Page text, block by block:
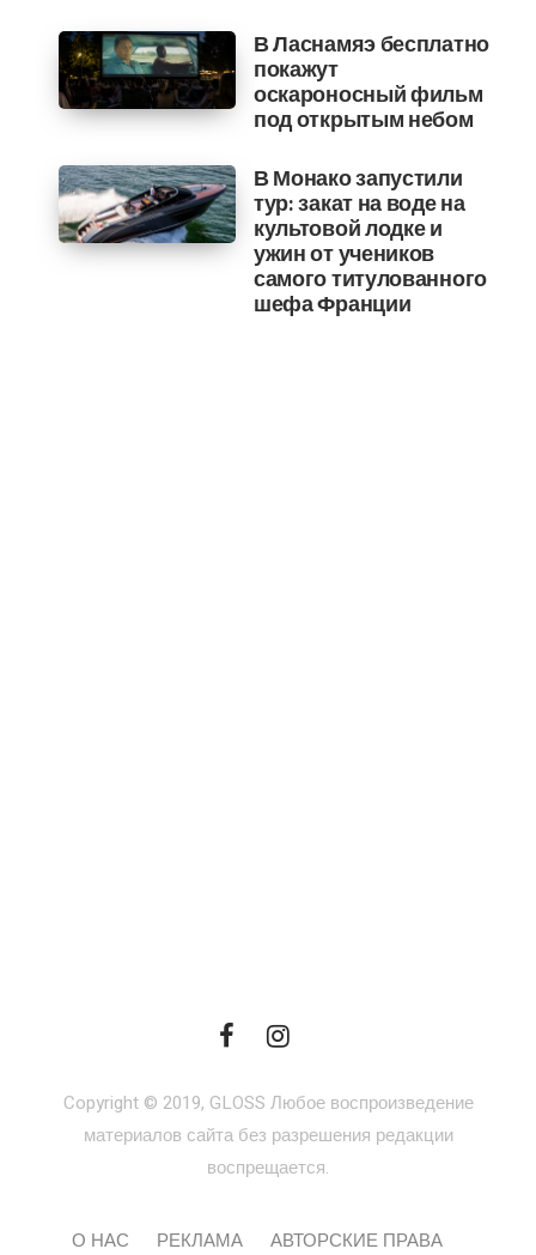
В Ласнамяэ бесплатно
покажут
оскароносный фильм
под открытым небом
В Монако запустили
тур: закат на воде на
культовой лодке и
ужин от учеников
самого титулованного
шефа Франции
Copyright © 2019, GLOSS Любое воспроизведение
материалов сайта без разрешения редакции
воспрещается.
О НАС РЕКЛАМА АВТОРСКИЕ ПРАВА